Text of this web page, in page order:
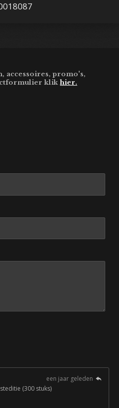
accessoires, promo's,
klikhier.
een jaar geleden
(300 stuks)